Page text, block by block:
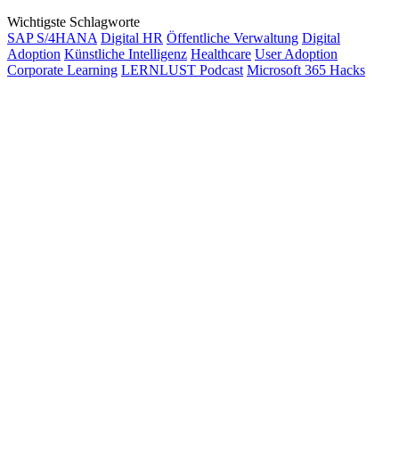
Wichtigste Schlagworte
SAP S/4HANA Digital HR Öffentliche Verwaltung Digital
Adoption Künstliche Intelligenz Healthcare User Adoption
Corporate Learning LERNLUST Podcast Microsoft 365 Hacks